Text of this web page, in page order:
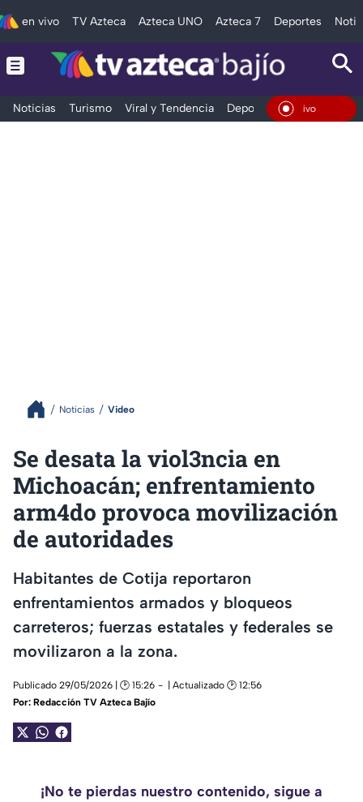
en vivo TV Azteca Azteca UNO Azteca 7 Deportes
Noticias Turismo Viral y Tendencia Deportes Espectáculos
En Vivo
Noticias Video
Se desata la viol3ncia en
Michoacán; enfrentamiento
arm4do provoca movilización
de autoridades
Habitantes de Cotija reportaron
enfrentamientos armados y bloqueos
carreteros; fuerzas estatales y federales se
movilizaron a la zona.
Publicado 29/05/2026 | 🕑 15:26
| Actualizado 🕑 12:56
Por: Redacción TV Azteca Bajío
¡No te pierdas nuestro contenido, sigue a